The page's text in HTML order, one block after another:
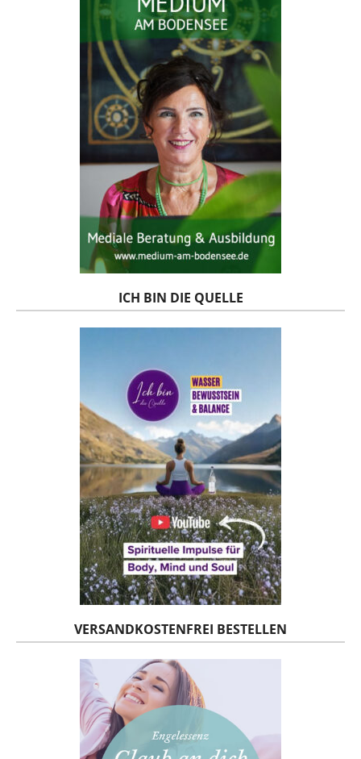
ICH BIN DIE QUELLE
VERSANDKOSTENFREI BESTELLEN